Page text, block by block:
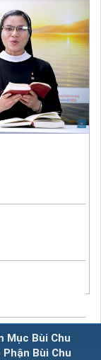
Mục Bùi Chu
Bùi Chu